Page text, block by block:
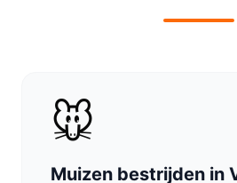
🐭
Muizen bestrijden in